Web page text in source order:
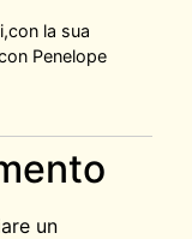
la sua
Penelope
un